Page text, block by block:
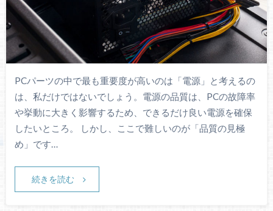
PCパーツの中で最も重要度が高いのは「電源」と考えるの
は、私だけではないでしょう。電源の品質は、PCの故障率
や挙動に大きく影響するため、できるだけ良い電源を確保
したいところ。 しかし、ここで難しいのが「品質の見極
め」です…
続きを読む